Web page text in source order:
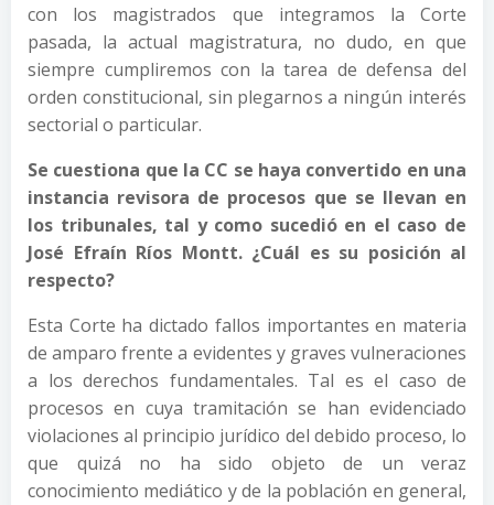
con los magistrados que integramos la Corte
pasada, la actual magistratura, no dudo, en que
siempre cumpliremos con la tarea de defensa del
orden constitucional, sin plegarnos a ningún interés
sectorial o particular.
Se cuestiona que la CC se haya convertido en una
instancia revisora de procesos que se llevan en
los tribunales, tal y como sucedió en el caso de
José Efraín Ríos Montt. ¿Cuál es su posición al
respecto?
Esta Corte ha dictado fallos importantes en materia
de amparo frente a evidentes y graves vulneraciones
a los derechos fundamentales. Tal es el caso de
procesos en cuya tramitación se han evidenciado
violaciones al principio jurídico del debido proceso, lo
que quizá no ha sido objeto de un veraz
conocimiento mediático y de la población en general,